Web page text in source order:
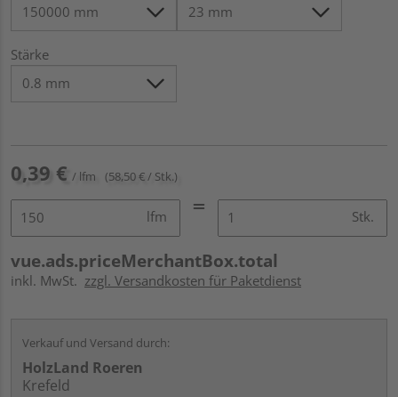
Stärke
0,39 € / lfm (58,50 € / Stk.)
lfm Stk.
vue.ads.priceMerchantBox.total
inkl. MwSt. zzgl. Versandkosten für Paketdienst
Verkauf und Versand durch:
HolzLand Roeren
Krefeld